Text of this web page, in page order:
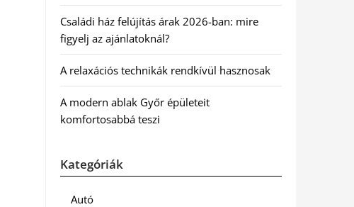
Családi ház felújítás árak 2026-ban: mire
figyelj az ajánlatoknál?
A relaxációs technikák rendkívül hasznosak
A modern ablak Győr épületeit
komfortosabbá teszi
Kategóriák
Autó